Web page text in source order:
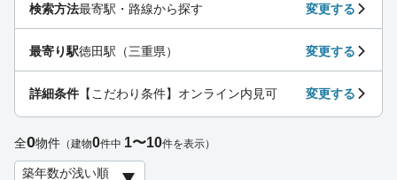
検索方法最寄駅・路線から探す 変更する
最寄り駅徳田駅（三重県） 変更する
詳細条件 【こだわり条件】オンライン内見可 変更する
全0物件 （建物0件中 1〜10件を表示）